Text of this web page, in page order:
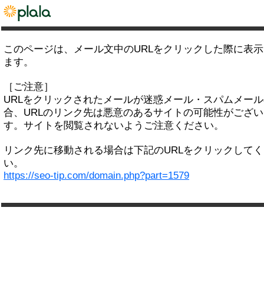
このページは、メール文中のURLをクリックした際に表
ます。
［ご注意］
URLをクリックされたメールが迷惑メール・スパムメー
合、URLのリンク先は悪意のあるサイトの可能性がござ
す。サイトを閲覧されないようご注意ください。
リンク先に移動される場合は下記のURLをクリックして
い。
https://seo-tip.com/domain.php?part=1579